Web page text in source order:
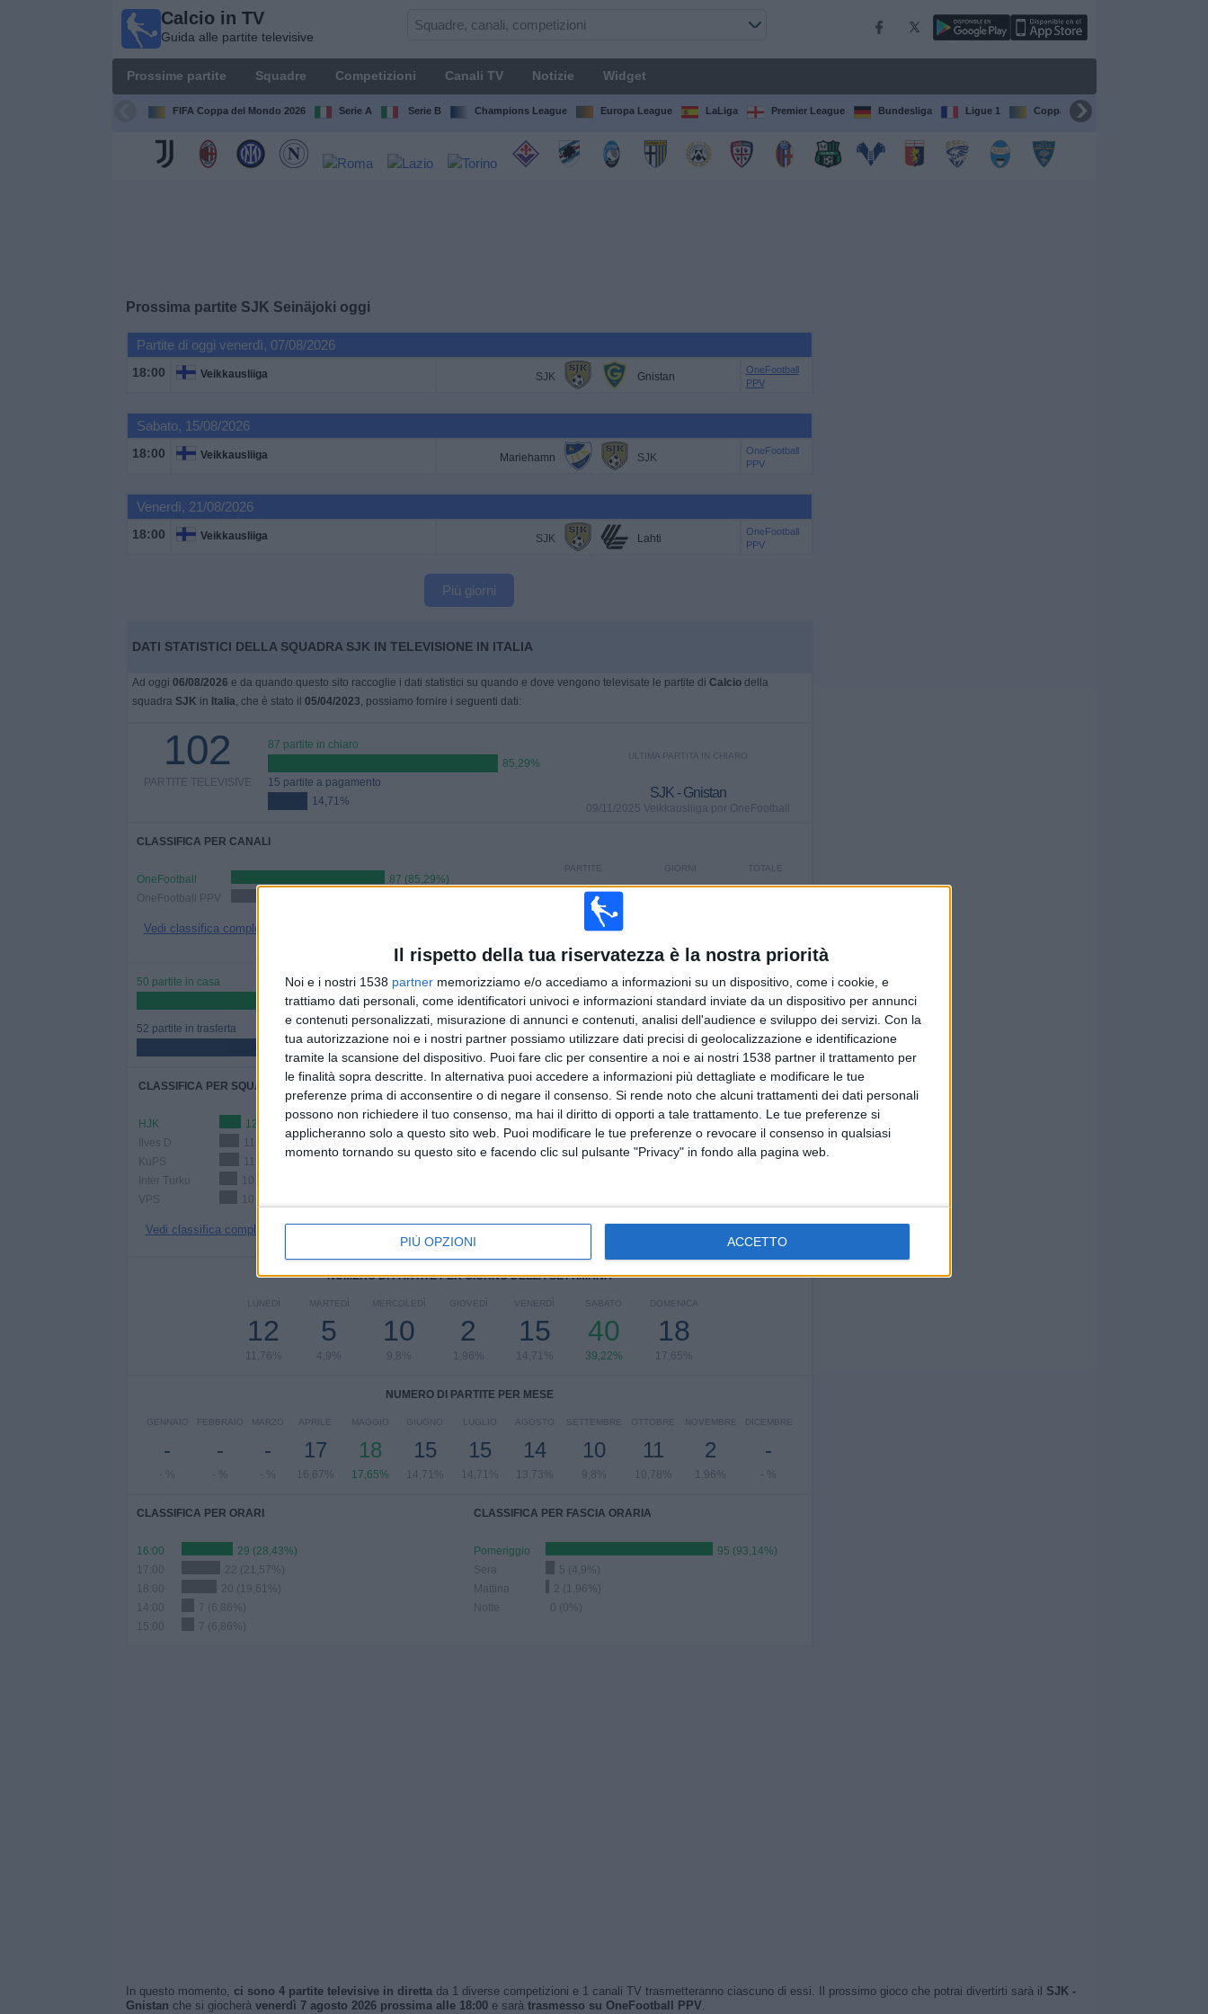
Il rispetto della tua riservatezza è la nostra priorità
Noi e i nostri 1538 partner memorizziamo e/o accediamo a informazioni su un dispositivo, come i cookie, e
trattiamo dati personali, come identificatori univoci e informazioni standard inviate da un dispositivo per annunci
e contenuti personalizzati, misurazione di annunci e contenuti, analisi dell'audience e sviluppo dei servizi. Con la
tua autorizzazione noi e i nostri partner possiamo utilizzare dati precisi di geolocalizzazione e identificazione
tramite la scansione del dispositivo. Puoi fare clic per consentire a noi e ai nostri 1538 partner il trattamento per
le finalità sopra descritte. In alternativa puoi accedere a informazioni più dettagliate e modificare le tue
preferenze prima di acconsentire o di negare il consenso. Si rende noto che alcuni trattamenti dei dati personali
possono non richiedere il tuo consenso, ma hai il diritto di opporti a tale trattamento. Le tue preferenze si
applicheranno solo a questo sito web. Puoi modificare le tue preferenze o revocare il consenso in qualsiasi
momento tornando su questo sito e facendo clic sul pulsante "Privacy" in fondo alla pagina web.
PIÙ OPZIONI ACCETTO
Calcio in TV
Guida alle partite televisive
Prossime partite Squadre Competizioni Canali TV Notizie Widget
FIFA Coppa del Mondo 2026 Serie A Serie B Champions League Europa League LaLiga Premier League Bundesliga Ligue 1 Coppa del Mondo FIFA per club
Prossima partite SJK Seinäjoki oggi
Partite di oggi venerdì, 07/08/2026
18:00 Veikkausliiga SJK Gnistan
OneFootball
PPV
Sabato, 15/08/2026
18:00 Veikkausliiga Mariehamn SJK
OneFootball
PPV
Venerdì, 21/08/2026
18:00 Veikkausliiga SJK Lahti
OneFootball
PPV
Più giorni
DATI STATISTICI DELLA SQUADRA SJK IN TELEVISIONE IN ITALIA
Ad oggi 06/08/2026 e da quando questo sito raccoglie i dati statistici su quando e dove vengono televisate le partite di Calciodella
squadra SJK in Italia, che è stato il 05/04/2023, possiamo fornire i seguenti dati:
102
PARTITE TELEVISIVE
87 partite in chiaro
85,29%
15 partite a pagamento
14,71%
ULTIMA PARTITA IN CHIARO
SJK - Gnistan
09/11/2025 Veikkausliiga por OneFootball
CLASSIFICA PER CANALI
OneFootball
87 (85,29%)
OneFootball PPV
Vedi classifica completa
TOTALE
2
GIORNI
269
GRATUITA
PARTITE
15
CONSECUTIVE
A PAGAMENTO
50 partite in casa
49,02%
52 partite in trasferta
TOTALE
15
AVVERSARI
12
VS HJK
1
COMPETIZIONI
CLASSIFICA PER SQUADRE
HJK
12 (11,76%)
Ilves D
11 (10,78%)
KuPS
Inter Turku
VPS
Vedi classifica completa
CLASSIFICA PER COMPETIZIONI
Veikkausliiga
Vedi classifica completa
NUMERO DI PARTITE PER GIORNO DELLA SETTIMANA
LUNEDÌ
12
11,76%
MARTEDÌ
5
4,9%
MERCOLEDÌ
10
9,8%
GIOVEDÌ
2
1,96%
VENERDÌ
15
14,71%
SABATO
40
39,22%
DOMENICA
18
17,65%
NUMERO DI PARTITE PER MESE
GENNAIO
-
- %
FEBBRAIO
-
- %
MARZO
-
- %
APRILE
17
16,67%
MAGGIO
18
17,65%
GIUGNO
15
14,71%
LUGLIO
15
14,71%
AGOSTO
14
13,73%
SETTEMBRE
10
9,8%
OTTOBRE
11
10,78%
NOVEMBRE
2
1,96%
DICEMBRE
-
- %
CLASSIFICA PER ORARI
16:00
29 (28,43%)
17:00
22 (21,57%)
18:00
20 (19,61%)
7 (6,86%)
15:00
7 (6,86%)
CLASSIFICA PER FASCIA ORARIA
Pomeriggio
95 (93,14%)
Sera
5 (4,9%)
Mattina
2 (1,96%)
Notte
0 (0%)
In questo momento, ci sono 4 partite televisive in direttada 1 diverse competizioni e 1 canali TV trasmetteranno ciascuno di essi. Il prossimo gioco che potrai divertirti sarà il SJK -
Gnistan che si giocherà venerdì 7 agosto 2026 prossima alle 18:00e sarà trasmesso su OneFootball PPV.